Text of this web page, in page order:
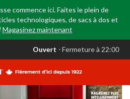
commence ici. Faites le plein de
technologiques, de sacs à dos et
Magasinez maintenant
votre
est
AB,
Ouvert ⋅ Fermeture à 22:00